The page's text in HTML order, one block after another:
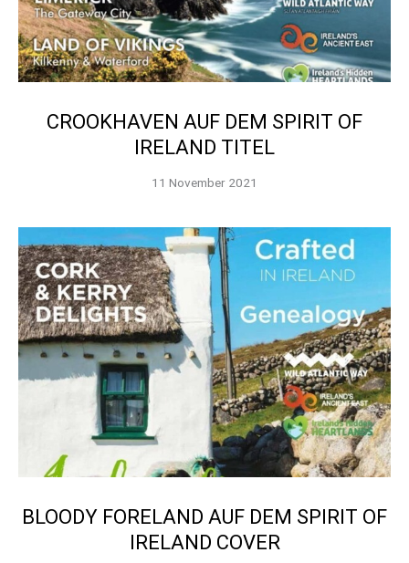
CROOKHAVEN AUF DEM SPIRIT OF
IRELAND TITEL
11 November 2021
BLOODY FORELAND AUF DEM SPIRIT OF
IRELAND COVER